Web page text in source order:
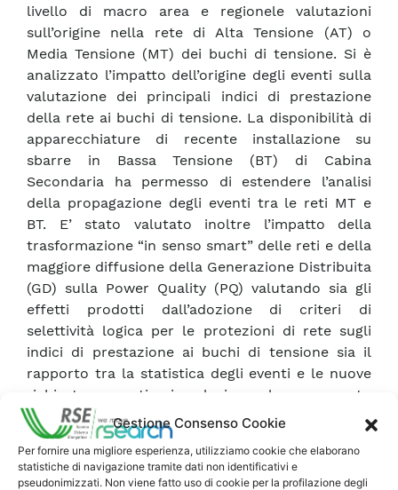
Gestione Consenso Cookie
Per fornire una migliore esperienza, utilizziamo cookie che elaborano
statistiche di navigazione tramite dati non identificativi e
pseudonimizzati. Non viene fatto uso di cookie per la profilazione degli
livello di macro area e regionele valutazioni
sull’origine nella rete di Alta Tensione (AT) o
Media Tensione (MT) dei buchi di tensione. Si è
analizzato l’impatto dell’origine degli eventi sulla
valutazione dei principali indici di prestazione
della rete ai buchi di tensione. La disponibilità di
apparecchiature di recente installazione su
sbarre in Bassa Tensione (BT) di Cabina
Secondaria ha permesso di estendere l’analisi
della propagazione degli eventi tra le reti MT e
BT. E’ stato valutato inoltre l’impatto della
trasformazione “in senso smart” delle reti e della
maggiore diffusione della Generazione Distribuita
(GD) sulla Power Quality (PQ) valutando sia gli
effetti prodotti dall’adozione di criteri di
selettività logica per le protezioni di rete sugli
indici di prestazione ai buchi di tensione sia il
rapporto tra la statistica degli eventi e le nuove
richieste normative in relazione al superamento
dei buchi di tensione da parte della GD.Alla luce
dei risultati ottenuti relativamente all’influenza
dei fulmini sulla numerosità dei buchi di tensione
e all’origine degli eventi, si è approfondita l’analisi